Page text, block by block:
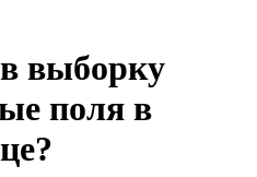
выборку
поля в